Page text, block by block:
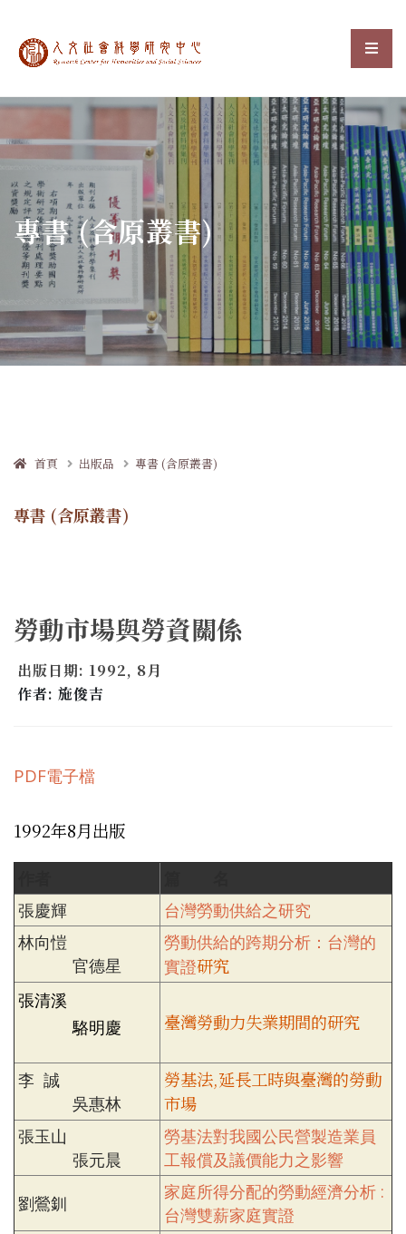
中央研究院人文社會科選
:::
專書 (含原叢書)
首頁 出版品 專書 (含原叢書)
專書 (含原叢書)
勞動市場與勞資關係
出版日期: 1992, 8月
作者: 施俊吉
PDF電子檔
1992年8月出版
張慶輝
台灣勞動供給之研究
林向愷
官德星
勞動供給的跨期分析：台灣的
實證研究
張清溪
駱明慶
臺灣勞動力失業期間的研究
李 誠
吳惠林
勞基法,延長工時與臺灣的勞動
市場
張玉山
張元晨
勞基法對我國公民營製造業員
工報償及議價能力之影響
劉鶯釧
家庭所得分配的勞動經濟分析 :
台灣雙薪家庭實證